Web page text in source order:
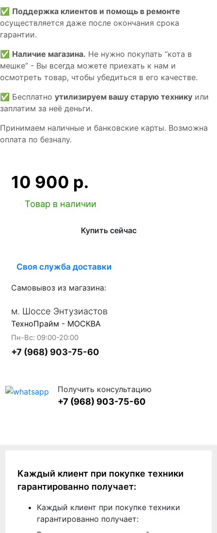
✅ Поддержка клиентов и помощь в ремонте
осуществляется даже после окончания срока
гарантии.
✅ Наличие магазина. Не нужно покупать “кота в
мешке” - Вы всегда можете приехать к нам и
осмотреть товар, чтобы убедиться в его качестве.
✅ Бесплатно утилизируем вашу старую технику или
заплатим за неё деньги.
Принимаем наличные и банковские карты. Возможна
оплата по безналу.
10 900 р.
Товар в наличии
Купить сейчас
Своя служба доставки
Самовывоз из магазина:
м. Шоссе Энтузиастов
ТехноПрайм - МОСКВА
Пн-Вс: 09:00-20:00
+7 (968) 903-75-60
Получить консультацию
+7 (968) 903-75-60
Каждый клиент при покупке техники
гарантированно получает:
Каждый клиент при покупке техники
гарантированно получает: